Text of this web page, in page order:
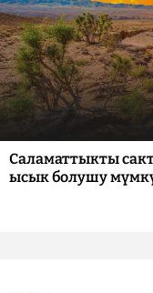
Саламаттыкты
ысык болушу